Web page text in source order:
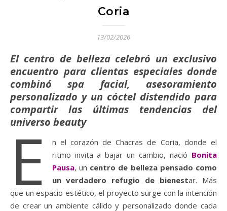
Coria
13/02/2026
El centro de belleza celebró un exclusivo
encuentro para clientas especiales donde
combinó spa facial, asesoramiento
personalizado y un cóctel distendido para
compartir las últimas tendencias del
universo beauty
E
n el corazón de Chacras de Coria, donde el
ritmo invita a bajar un cambio, nació Bonita
Pausa, un centro de belleza pensado como
un verdadero refugio de bienestar. Más
que un espacio estético, el proyecto surge con la intención
de crear un ambiente cálido y personalizado donde cada